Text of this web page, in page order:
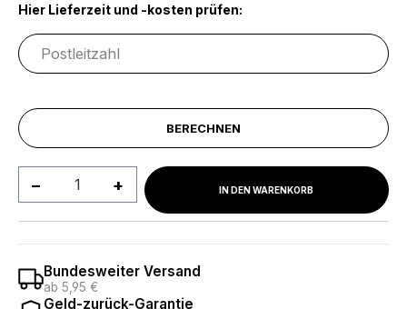
Hier Lieferzeit und -kosten prüfen:
BERECHNEN
Produkt Anzahl: Gib denIN DEN WARENKORB
Bundesweiter Versand
ab 5,95 €
Geld-zurück-Garantie